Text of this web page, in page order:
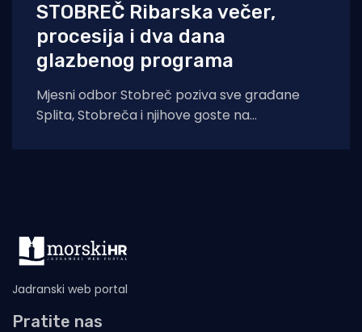
STOBREČ Ribarska večer,
procesija i dva dana
glazbenog programa
Mjesni odbor Stobreč poziva sve građane
Splita, Stobreča i njihove goste na
Jadranski web portal
Pratite nas